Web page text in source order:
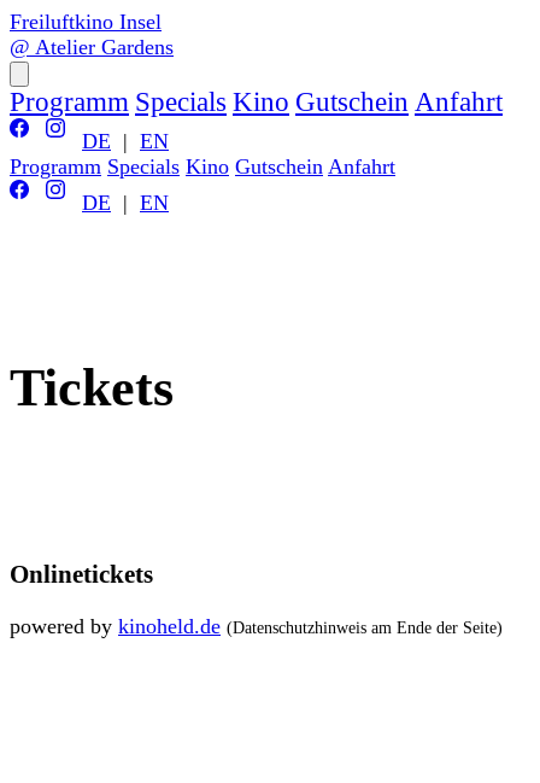
Freiluftkino Insel
@ Atelier Gardens
Programm Specials Kino Gutschein Anfahrt
DE | EN
Programm Specials Kino Gutschein Anfahrt
DE | EN
Tickets
Onlinetickets
powered by kinoheld.de (Datenschutzhinweis am Ende der Seite)